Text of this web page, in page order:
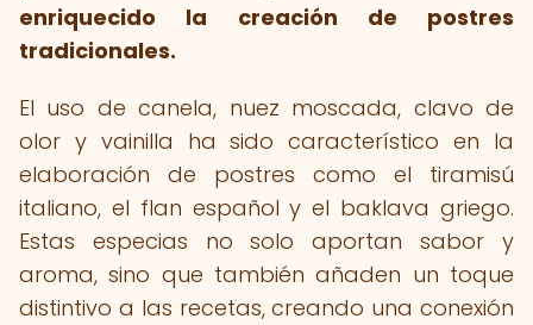
enriquecido la creación de postres
tradicionales.
El uso de canela, nuez moscada, clavo de
olor y vainilla ha sido característico en la
elaboración de postres como el tiramisú
italiano, el flan español y el baklava griego.
Estas especias no solo aportan sabor y
aroma, sino que también añaden un toque
distintivo a las recetas, creando una conexión